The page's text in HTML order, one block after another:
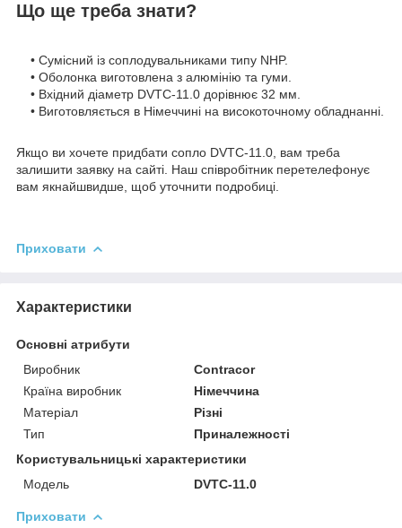
Що ще треба знати?
• Сумісний із соплодувальниками типу NHP.
• Оболонка виготовлена з алюмінію та гуми.
• Вхідний діаметр DVTC-11.0 дорівнює 32 мм.
• Виготовляється в Німеччині на високоточному обладнанні.
Якщо ви хочете придбати сопло DVTC-11.0, вам треба
залишити заявку на сайті. Наш співробітник перетелефонує
вам якнайшвидше, щоб уточнити подробиці.
Приховати
Характеристики
Основні атрибути
Виробник
Contracor
Країна виробник
Німеччина
Матеріал
Різні
Тип
Приналежності
Користувальницькі характеристики
Мoдель
DVTC-11.0
Приховати